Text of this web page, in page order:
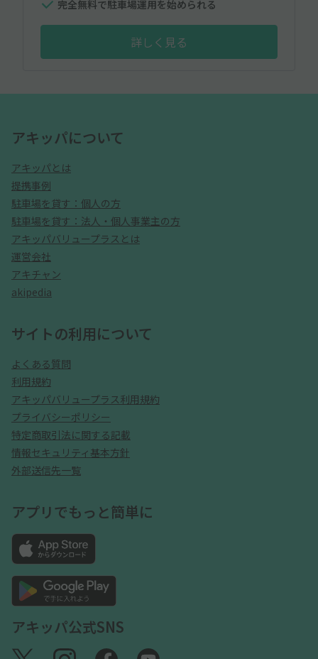
完全無料で駐車場運用を始められる
詳しく見る
アキッパについて
アキッパとは
提携事例
駐車場を貸す：個人の方
駐車場を貸す：法人・個人事業主の方
アキッパバリュープラスとは
運営会社
アキチャン
akipedia
サイトの利用について
よくある質問
利用規約
アキッパバリュープラス利用規約
プライバシーポリシー
特定商取引法に関する記載
情報セキュリティ基本方針
外部送信先一覧
アプリでもっと簡単に
アキッパ公式SNS